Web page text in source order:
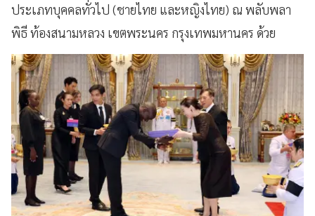
ประเภทบุคคลทั่วไป (ชายไทย และหญิงไทย) ณ พลับพลา
พิธี ท้องสนามหลวง เขตพระนคร กรุงเทพมหานคร ด้วย